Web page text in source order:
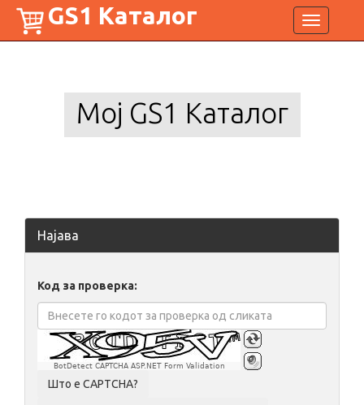
Toggle
navigation
GS1 Каталог
Мој GS1 Каталог
Најава
Код за проверка:
BotDetect CAPTCHA ASP.NET Form Validation